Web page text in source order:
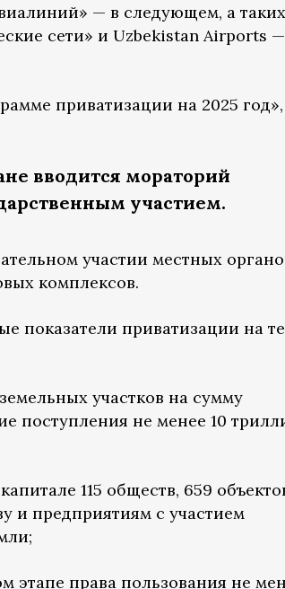
— в следующем, а
сети» и Uzbekistan Airports
приватизации на 2025 год»,
вводится мораторий
участием.
участии местных
комплексов.
показатели приватизации на
участков на сумму
поступления не менее 10
115 обществ, 659
и предприятиям с участием
этапе права пользования не